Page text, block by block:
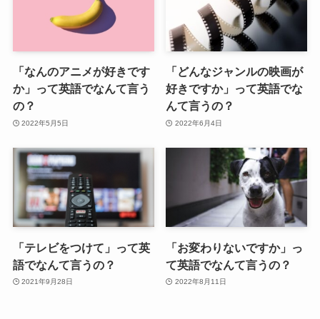
「なんのアニメが好きです
か」って英語でなんて言う
の？
2022年5月5日
「どんなジャンルの映画が
好きですか」って英語でな
んて言うの？
2022年6月4日
「テレビをつけて」って英
語でなんて言うの？
2021年9月28日
「お変わりないですか」っ
て英語でなんて言うの？
2022年8月11日